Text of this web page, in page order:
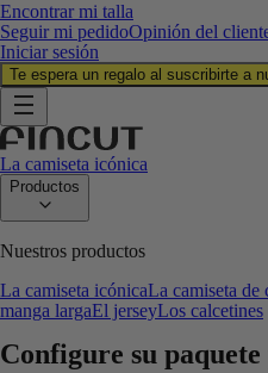
Encontrar mi talla
Seguir mi pedidoOpinión del
Iniciar sesión
Te espera un regalo al suscribirte a
La camiseta icónica
Productos
Nuestros productos
La camiseta icónicaLa camiseta de
manga largaEl jerseyLos calcetines
Configure su